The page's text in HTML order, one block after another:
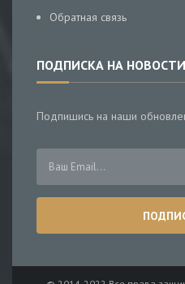
Обратная связь
ПОДПИСКА НА НОВОСТИ
Подпишись на наши